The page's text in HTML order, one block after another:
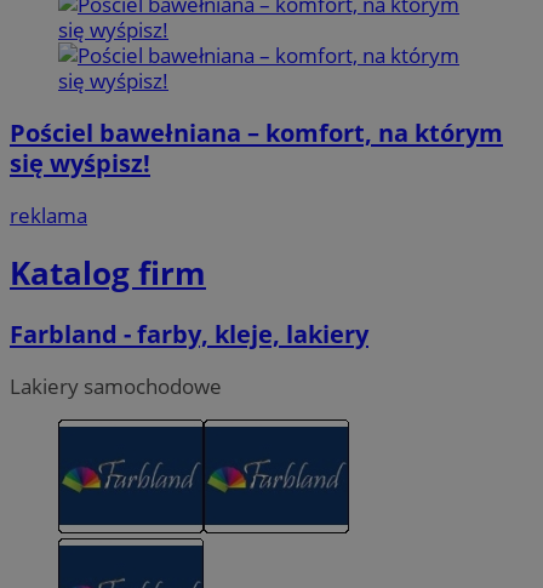
Pościel bawełniana – komfort, na którym
się wyśpisz!
reklama
Katalog firm
Farbland - farby, kleje, lakiery
Lakiery samochodowe